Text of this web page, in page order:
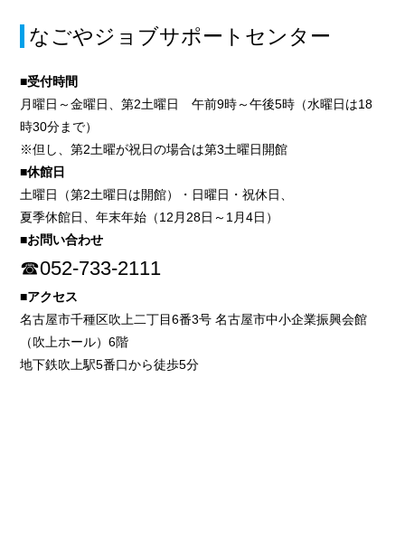
なごやジョブサポートセンター
■受付時間
月曜日～金曜日、第2土曜日 午前9時～午後5時（水曜日は18
時30分まで）
※但し、第2土曜が祝日の場合は第3土曜日開館
■休館日
土曜日（第2土曜日は開館）・日曜日・祝休日、
夏季休館日、年末年始（12月28日～1月4日）
■お問い合わせ
☎052-733-2111
■アクセス
名古屋市千種区吹上二丁目6番3号 名古屋市中小企業振興会館
（吹上ホール）6階
地下鉄吹上駅5番口から徒歩5分